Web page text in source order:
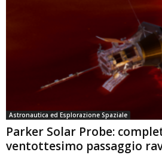
Astronautica ed Esplorazione Spaziale
Parker Solar Probe:
ventottesimo passaggio